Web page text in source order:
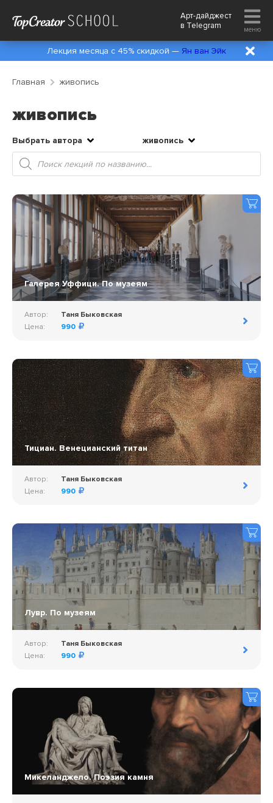
Арт-дайджест
в Telegram меню
Лекция месяца с 45% скидкой — Ян ван Эйк
Главная живопись
живопись
Выбрать автора
живопись
Поиск
товаров
Галерея Уффици. По музеям
Автор:
Таня Быковская
Цена:
990
Тициан. Венецианский титан
Автор:
Таня Быковская
Цена:
990
Лувр. По музеям
Автор:
Таня Быковская
Цена:
990
Микеланджело. Поэзия камня